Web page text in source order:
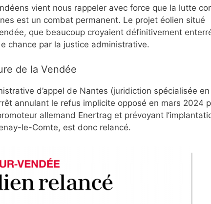
vient nous rappeler avec force que la lutte
est un combat permanent. Le projet éolien situé
que beaucoup croyaient définitivement
chance par la justice administrative.
de la Vendée
d’appel de Nantes (juridiction spécialisée en
annulant le refus implicite opposé en mars 2024
allemand Enertrag et prévoyant
le-Comte, est donc relancé.